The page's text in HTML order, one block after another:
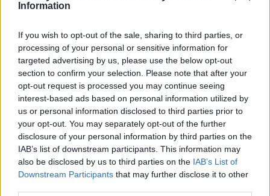
Information
If you wish to opt-out of the sale, sharing to third parties, or
processing of your personal or sensitive information for
targeted advertising by us, please use the below opt-out
section to confirm your selection. Please note that after your
opt-out request is processed you may continue seeing
interest-based ads based on personal information utilized by
us or personal information disclosed to third parties prior to
your opt-out. You may separately opt-out of the further
disclosure of your personal information by third parties on the
IAB’s list of downstream participants. This information may
also be disclosed by us to third parties on the IAB’s List of
Downstream Participants that may further disclose it to other
Országos hírek
A lakosságra is fontos szerep hárul a
szúnyoginvázió elkerülésében
Országos hírek
Itt az ÉVOSZ megoldása a hőhullámok és
az energiakrízis kezelésére